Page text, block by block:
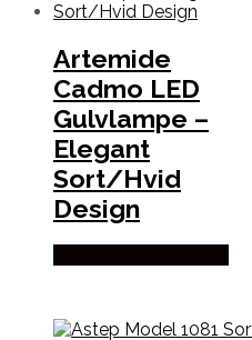
Artemide
Cadmo LED
Gulvlampe –
Elegant
Sort/Hvid
Design